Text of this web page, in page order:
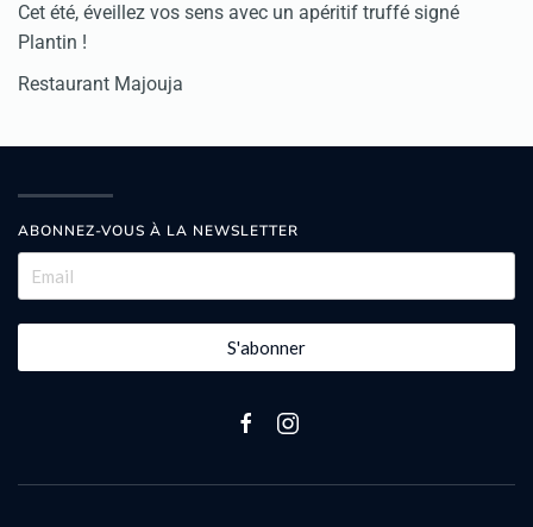
Cet été, éveillez vos sens avec un apéritif truffé signé
Plantin !
Restaurant Majouja
ABONNEZ-VOUS À LA NEWSLETTER
S'abonner